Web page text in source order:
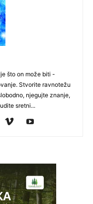
što on može biti -
Stvorite ravnotežu
njegujte znanje,
sretni...